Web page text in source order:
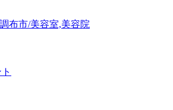
布市/美容室,美容院